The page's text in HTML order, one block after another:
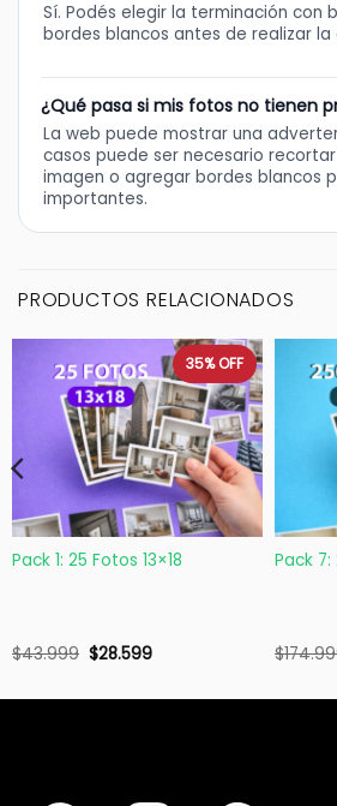
Sí. Podés elegir la terminación con
bordes blancos antes de realizar la
¿Qué pasa si mis fotos no tienen
La web puede mostrar una
casos puede ser necesario
imagen o agregar bordes blancos
importantes.
PRODUCTOS RELACIONADOS
35%OFF
Pack 1: 25 Fotos 13×18
$43.999 $28.599
Pack 7:
$